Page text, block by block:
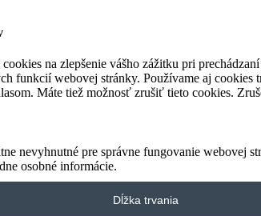
na zlepšenie vášho zážitku pri
funkcií webovej stránky. Používame aj
Máte tiež možnosť zrušiť tieto cookies.
nevyhnutné pre správne fungovanie webovej
osobné informácie.
Dĺžka trvania